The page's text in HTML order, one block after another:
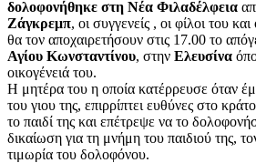
δολοφονήθηκε στη Νέα Φιλαδέλφεια
Ζάγκρεμπ, οι συγγενείς , οι φίλοι του
θα τον αποχαιρετήσουν στις 17.00 το
Αγίου Κωνσταντίνου, στην Ελευσίνα
οικογένειά του.
Η μητέρα του η οποία κατέρρευσε όταν
του γιου της, επιρρίπτει ευθύνες στο
το παιδί της και επέτρεψε να το
δικαίωση για τη μνήμη του παιδιού της,
τιμωρία του δολοφόνου.